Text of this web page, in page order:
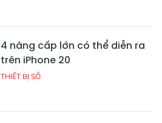
4 nâng cấp lớn có thể diễn ra
trên iPhone 20
THIẾT BỊ SỐ